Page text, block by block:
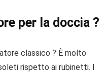
per la doccia ?
classico ? È molto
rispetto ai rubinetti. I